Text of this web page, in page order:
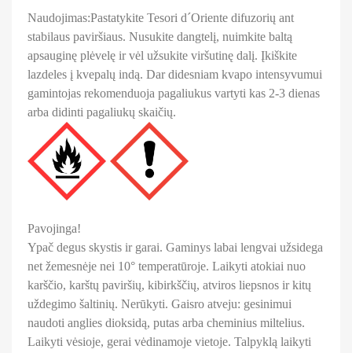
Naudojimas:Pastatykite Tesori d´Oriente difuzorių ant
stabilaus paviršiaus. Nusukite dangtelį, nuimkite baltą
apsauginę plėvelę ir vėl užsukite viršutinę dalį. Įkiškite
lazdeles į kvepalų indą. Dar didesniam kvapo intensyvumui
gamintojas rekomenduoja pagaliukus vartyti kas 2-3 dienas
arba didinti pagaliukų skaičių.
Pavojinga!
Ypač degus skystis ir garai. Gaminys labai lengvai užsidega
net žemesnėje nei 10° temperatūroje. Laikyti atokiai nuo
karščio, karštų paviršių, kibirkščių, atviros liepsnos ir kitų
uždegimo šaltinių. Nerūkyti. Gaisro atveju: gesinimui
naudoti anglies dioksidą, putas arba cheminius miltelius.
Laikyti vėsioje, gerai vėdinamoje vietoje. Talpyklą laikyti